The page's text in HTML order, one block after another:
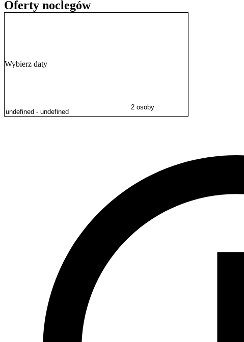
Doba hotelowa rozpoczyna się o godzinie 15:00 i kończy o 10:00. Na
Oferty noclegów
Wybierz daty
2 osoby